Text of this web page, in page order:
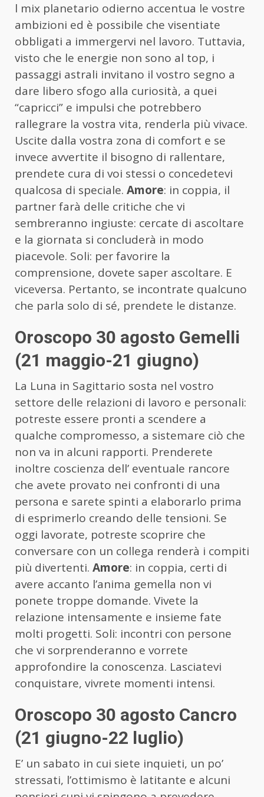
l mix planetario odierno accentua le vostre
ambizioni ed è possibile che visentiate
obbligati a immergervi nel lavoro. Tuttavia,
visto che le energie non sono al top, i
passaggi astrali invitano il vostro segno a
dare libero sfogo alla curiosità, a quei
“capricci” e impulsi che potrebbero
rallegrare la vostra vita, renderla più vivace.
Uscite dalla vostra zona di comfort e se
invece avvertite il bisogno di rallentare,
prendete cura di voi stessi o concedetevi
qualcosa di speciale. Amore: in coppia, il
partner farà delle critiche che vi
sembreranno ingiuste: cercate di ascoltare
e la giornata si concluderà in modo
piacevole. Soli: per favorire la
comprensione, dovete saper ascoltare. E
viceversa. Pertanto, se incontrate qualcuno
che parla solo di sé, prendete le distanze.
Oroscopo 30 agosto Gemelli
(21 maggio-21 giugno)
La Luna in Sagittario sosta nel vostro
settore delle relazioni di lavoro e personali:
potreste essere pronti a scendere a
qualche compromesso, a sistemare ciò che
non va in alcuni rapporti. Prenderete
inoltre coscienza dell’ eventuale rancore
che avete provato nei confronti di una
persona e sarete spinti a elaborarlo prima
di esprimerlo creando delle tensioni. Se
oggi lavorate, potreste scoprire che
conversare con un collega renderà i compiti
più divertenti. Amore: in coppia, certi di
avere accanto l’anima gemella non vi
ponete troppe domande. Vivete la
relazione intensamente e insieme fate
molti progetti. Soli: incontri con persone
che vi sorprenderanno e vorrete
approfondire la conoscenza. Lasciatevi
conquistare, vivrete momenti intensi.
Oroscopo 30 agosto Cancro
(21 giugno-22 luglio)
E’ un sabato in cui siete inquieti, un po’
stressati, l’ottimismo è latitante e alcuni